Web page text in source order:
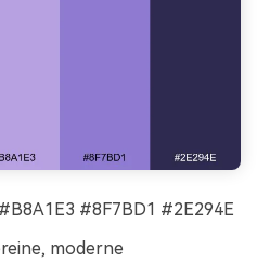
#8F7BD1 #2E294E
moderne